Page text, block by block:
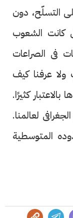
التسلّح، دون
كانت الشعوب
فى الصراعات
عرفنا كيف
كثيرًا.
لعالمنا.
المتوسطية